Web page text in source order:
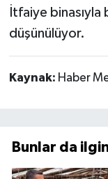
İtfaiye binasıyla
düşünülüyor.
Kaynak: Haber
Bunlar da